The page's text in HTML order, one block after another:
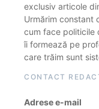
exclusiv articole
Urmărim constant
cum face politicile
îi formează pe
care trăim sunt
CONTACT
Adrese e-mail